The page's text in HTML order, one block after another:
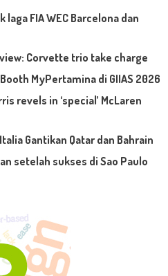
FIA WEC Barcelona dan
Corvette trio take charge
MyPertamina di GIIAS 2026
revels in ‘special’ McLaren
Gantikan Qatar dan Bahrain
setelah sukses di Sao Paulo